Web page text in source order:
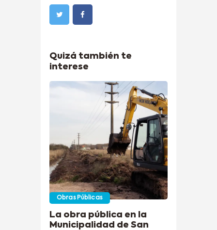
Quizá también te
interese
Obras Públicas
La obra pública en la
Municipalidad de San